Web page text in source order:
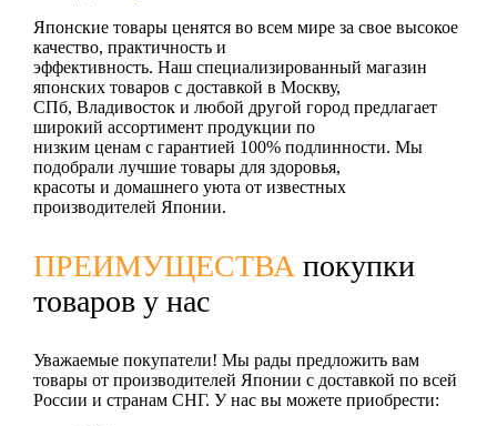
Японские товары ценятся во всем мире за свое высокое
качество, практичность и
эффективность. Наш специализированный магазин
японских товаров с доставкой в Москву,
СПб, Владивосток и любой другой город предлагает
широкий ассортимент продукции по
низким ценам с гарантией 100% подлинности. Мы
подобрали лучшие товары для здоровья,
красоты и домашнего уюта от известных
производителей Японии.
ПРЕИМУЩЕСТВА покупки
товаров у нас
Уважаемые покупатели! Мы рады предложить вам
товары от производителей Японии с доставкой по всей
России и странам СНГ. У нас вы можете приобрести: